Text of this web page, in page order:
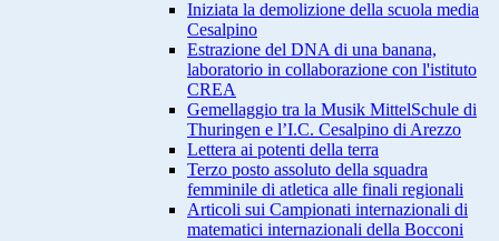
Iniziata la demolizione della scuola media
Cesalpino
Estrazione del DNA di una banana,
laboratorio in collaborazione con l'istituto
CREA
Gemellaggio tra la Musik MittelSchule di
Thuringen e l’I.C. Cesalpino di Arezzo
Lettera ai potenti della terra
Terzo posto assoluto della squadra
femminile di atletica alle finali regionali
Articoli sui Campionati internazionali di
matematici internazionali della Bocconi